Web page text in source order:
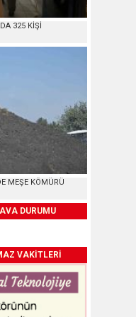
325 KİŞİ
MEŞE KÖMÜRÜ
DURUMU
VAKİTLERİ